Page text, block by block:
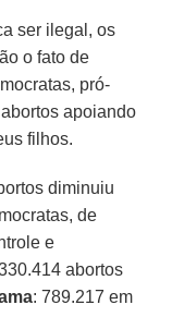
ser ilegal, os
o fato de
pró-
apoiando
filhos.
diminuiu
de
e
abortos
: 789.217 em